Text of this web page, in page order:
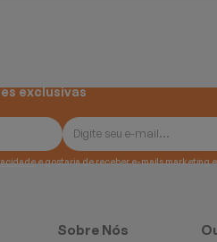
exclusivas
de Privacidade
Sobre Nós